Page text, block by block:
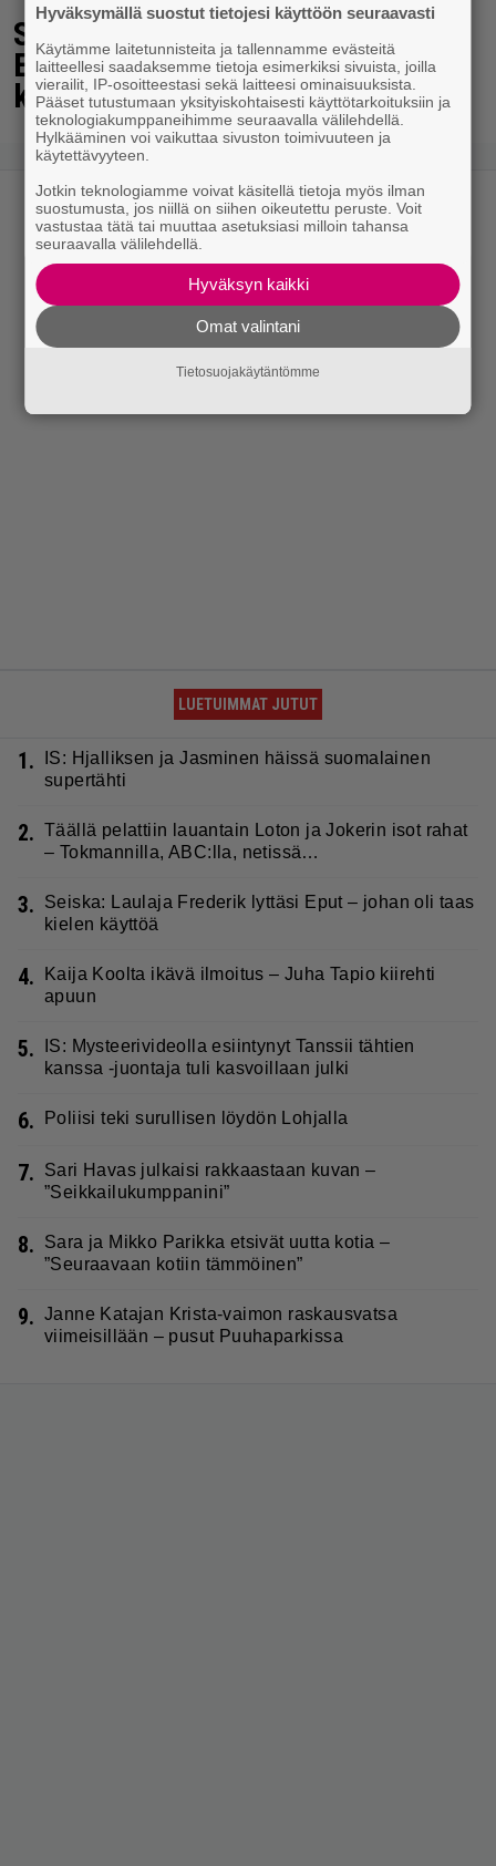
Seiska: Laulaja Frederik lyttäsi
Eput – johan oli taas kielen
käyttöä
LUETUIMMAT JUTUT
1.
IS: Hjalliksen ja Jasminen häissä suomalainen
supertähti
2. Täällä pelattiin lauantain Loton ja Jokerin isot rahat
– Tokmannilla, ABC:lla, netissä…
3.
Seiska: Laulaja Frederik lyttäsi Eput – johan oli taas
kielen käyttöä
4.
Kaija Koolta ikävä ilmoitus – Juha Tapio kiirehti
apuun
5.
IS: Mysteerivideolla esiintynyt Tanssii tähtien
kanssa -juontaja tuli kasvoillaan julki
6. Poliisi teki surullisen löydön Lohjalla
7.
Sari Havas julkaisi rakkaastaan kuvan –
”Seikkailukumppanini”
8.
Sara ja Mikko Parikka etsivät uutta kotia –
”Seuraavaan kotiin tämmöinen”
9. Janne Katajan Krista-vaimon raskausvatsa
viimeisillään – pusut Puuhaparkissa
Hyväksymällä suostut tietojesi käyttöön seuraavasti
Käytämme laitetunnisteita ja tallennamme evästeitä
laitteellesi saadaksemme tietoja esimerkiksi sivuista, joilla
vierailit, IP-osoitteestasi sekä laitteesi ominaisuuksista.
Pääset tutustumaan yksityiskohtaisesti käyttötarkoituksiin ja
teknologiakumppaneihimme seuraavalla välilehdellä.
Hylkääminen voi vaikuttaa sivuston toimivuuteen ja
käytettävyyteen.
Jotkin teknologiamme voivat käsitellä tietoja myös ilman
suostumusta, jos niillä on siihen oikeutettu peruste. Voit
vastustaa tätä tai muuttaa asetuksiasi milloin tahansa
seuraavalla välilehdellä.
Hyväksyn kaikki
Omat valintani
Tietosuojakäytäntömme